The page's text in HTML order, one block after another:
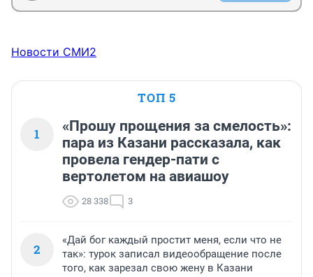
Новости СМИ2
ТОП 5
1
«Прошу прощения за смелость»:
пара из Казани рассказала, как
провела гендер-пати с
вертолетом на авиашоу
28 338 3
2
«Дай бог каждый простит меня, если что не
так»: турок записал видеообращение после
того, как зарезал свою жену в Казани